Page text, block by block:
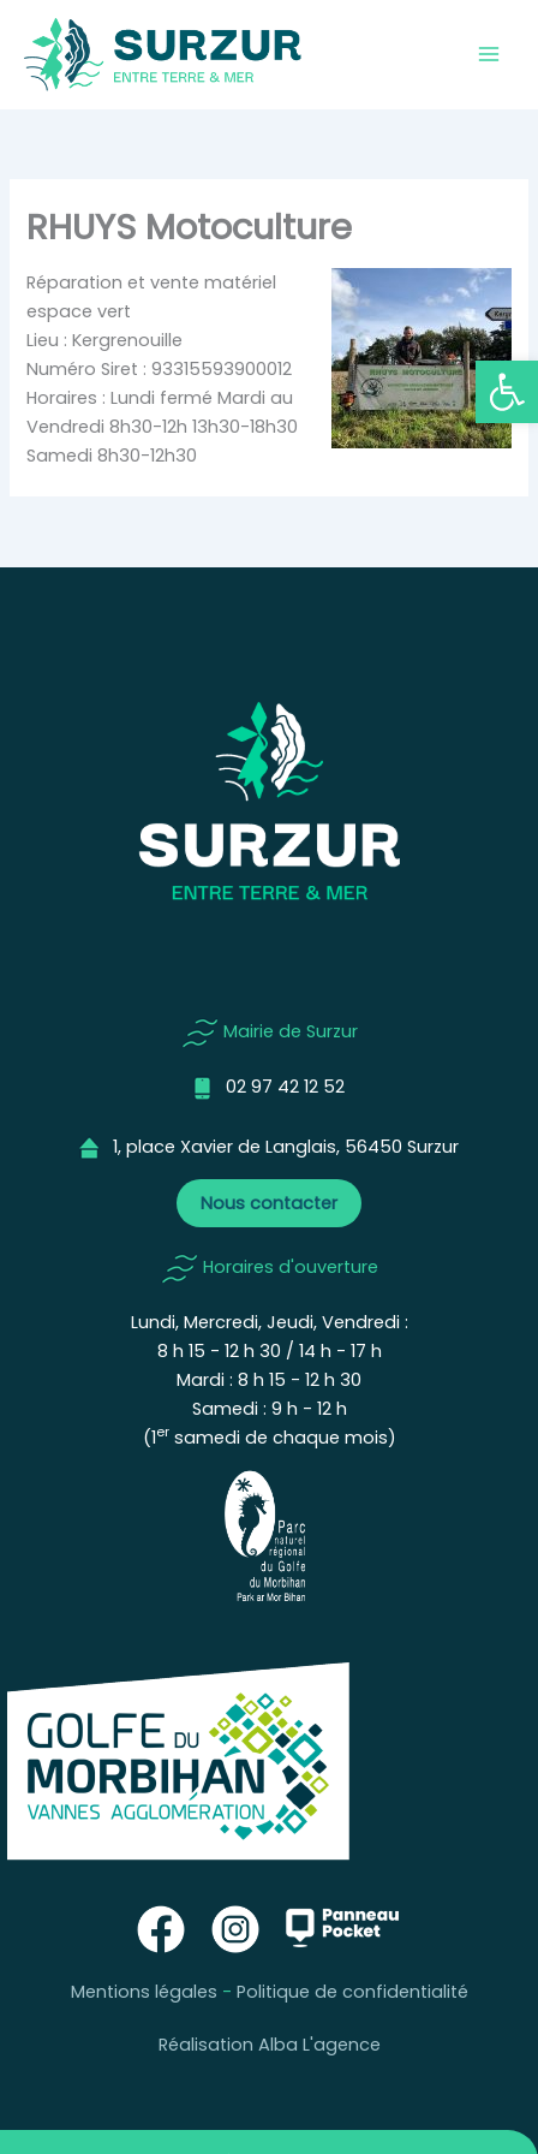
Ouvrir
contenu
RHUYS Motoculture
Réparation et vente matériel
espace vert
Lieu : Kergrenouille
Numéro Siret : 93315593900012
Horaires : Lundi fermé Mardi au
Vendredi 8h30-12h 13h30-18h30
Samedi 8h30-12h30
Mairie de Surzur
02 97 42 12 52
1, place Xavier de Langlais, 56450 Surzur
Nous contacter
Horaires d'ouverture
Lundi, Mercredi, Jeudi, Vendredi :
8 h 15 - 12 h 30 / 14 h - 17 h
Mardi : 8 h 15 - 12 h 30
Samedi : 9 h - 12 h
(1ersamedi de chaque mois)
Mentions légales - Politique de confidentialité
Réalisation Alba L'agence